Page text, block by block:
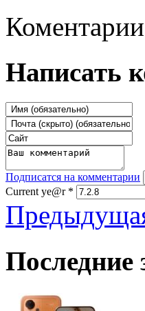
Написать
Подписатся на комментарии
Current ye@r *
Последние